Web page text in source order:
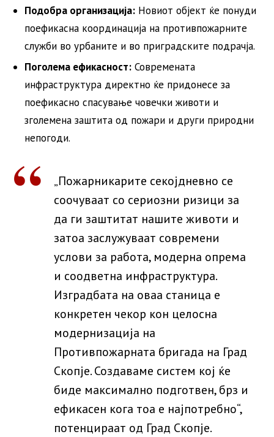
Подобра организација: Новиот објект ќе понуди
поефикасна координација на противпожарните
служби во урбаните и во приградските подрачја.
Поголема ефикасност: Современата
инфраструктура директно ќе придонесе за
поефикасно спасување човечки животи и
зголемена заштита од пожари и други природни
непогоди.
„Пожарникарите секојдневно се
соочуваат со сериозни ризици за
да ги заштитат нашите животи и
затоа заслужуваат современи
услови за работа, модерна опрема
и соодветна инфраструктура.
Изградбата на оваа станица е
конкретен чекор кон целосна
модернизација на
Противпожарната бригада на Град
Скопје. Создаваме систем кој ќе
биде максимално подготвен, брз и
ефикасен кога тоа е најпотребно“,
потенцираат од Град Скопје.